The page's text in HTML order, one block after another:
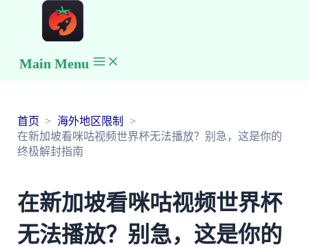
Main Menu
首页
海外地区限制
在新加坡看咪咕视频世界杯无法播放？别急，这是你的
终极解封指南
在新加坡看咪咕视频世界杯
无法播放？别急，这是你的